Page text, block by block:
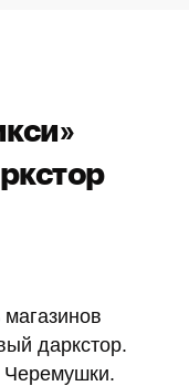
даркстор.
Черемушки.